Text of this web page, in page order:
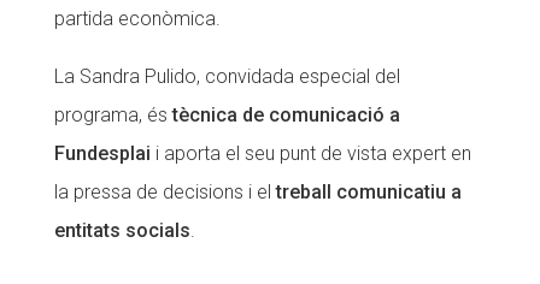
partida econòmica.
La Sandra Pulido, convidada especial del
programa, éstècnica de comunicació a
Fundesplai i aporta el seu punt de vista expert en
la pressa de decisions i eltreball comunicatiu a
entitats socials.
La Fundació
Missió i valors
Els comptes clars
Memòria d'activitats
Proposta educativa
La Fundació
Missió i valors
Els comptes clars
Memòria d'activitats
Proposta educativa